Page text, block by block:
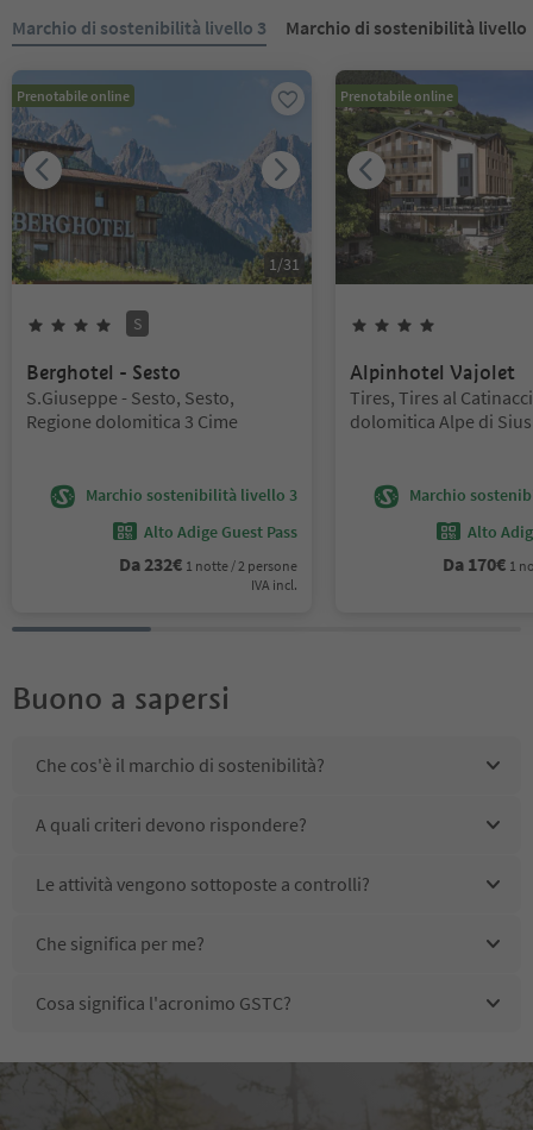
Ti trovi su un cursore a schede. Seleziona una scheda per
Marchio di sostenibilità livello 3 Marchio di sostenibilità livello
Prenotabile online
1 /31
Stelle
S
Berghotel - Sesto
Posizione:
S.Giuseppe - Sesto, Sesto,
Regione dolomitica 3 Cime
Marchio sostenibilità livello 3
Alto Adige Guest Pass
Da 232€ 1 notte / 2 persone
IVA incl.
Prenotabile online
Alpinhotel Vajolet
Posizione:
Tires, Tires al
dolomitica Alpe di
Marchio
Alto
Da 170€ 1
Buono a sapersi
Che cos'è il marchio di sostenibilità?
A quali criteri devono rispondere?
Le attività vengono sottoposte a controlli?
Che significa per me?
Cosa significa l'acronimo GSTC?